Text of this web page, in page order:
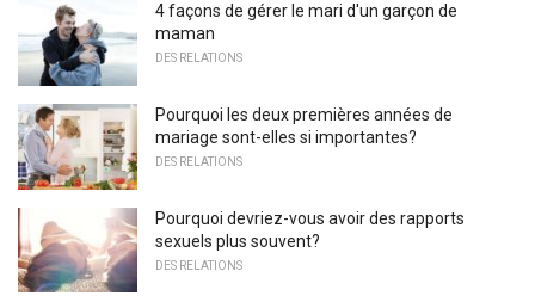
4 façons de gérer le mari d'un garçon de
maman
DES RELATIONS
Pourquoi les deux premières années de
mariage sont-elles si importantes?
DES RELATIONS
Pourquoi devriez-vous avoir des rapports
sexuels plus souvent?
DES RELATIONS